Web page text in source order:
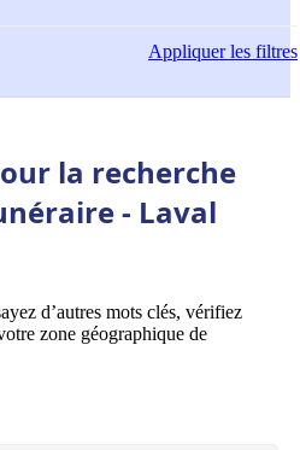
Appliquerles filtres
la recherche
- Laval
d’autres mots clés, vérifiez
zone géographique de